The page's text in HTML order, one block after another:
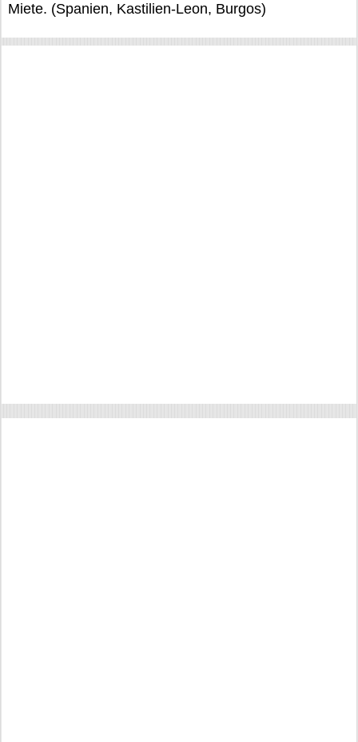
Miete. (Spanien, Kastilien-Leon, Burgos)